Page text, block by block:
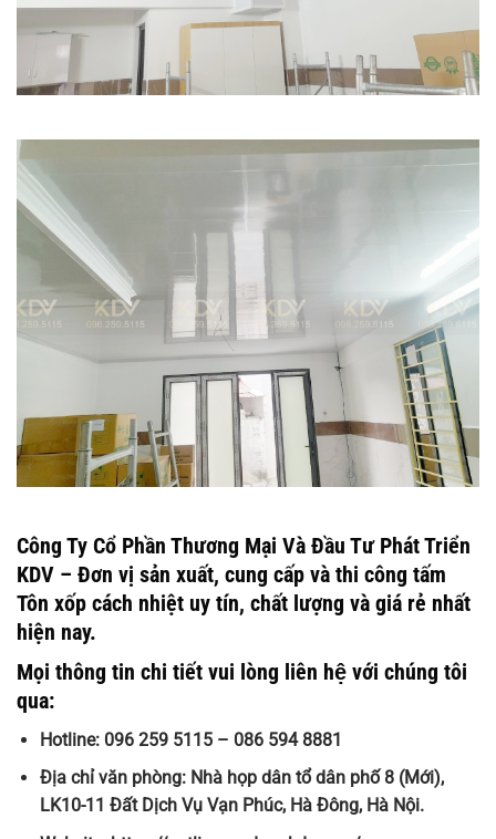
Công Ty Cổ Phần Thương Mại Và Đầu Tư Phát Triển
KDV – Đơn vị sản xuất, cung cấp và thi công tấm
Tôn xốp cách nhiệt uy tín, chất lượng và giá rẻ nhất
hiện nay.
Mọi thông tin chi tiết vui lòng liên hệ với chúng tôi
qua:
Hotline: 096 259 5115 – 086 594 8881
Địa chỉ văn phòng: Nhà họp dân tổ dân phố 8 (Mới),
LK10-11 Đất Dịch Vụ Vạn Phúc, Hà Đông, Hà Nội.